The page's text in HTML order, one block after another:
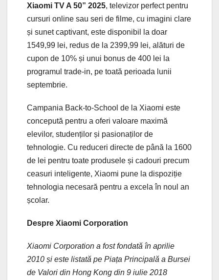
Xiaomi TV A 50” 2025, televizor perfect pentru
cursuri online sau seri de filme, cu imagini clare
și sunet captivant, este disponibil la doar
1549,99 lei, redus de la 2399,99 lei, alături de
cupon de 10% și unui bonus de 400 lei la
programul trade-in, pe toată perioada lunii
septembrie.
Campania Back-to-School de la Xiaomi este
concepută pentru a oferi valoare maximă
elevilor, studenților și pasionaților de
tehnologie. Cu reduceri directe de până la 1600
de lei pentru toate produsele și cadouri precum
ceasuri inteligente, Xiaomi pune la dispoziție
tehnologia necesară pentru a excela în noul an
școlar.
Despre Xiaomi Corporation
Xiaomi Corporation a fost fondată în aprilie
2010 și este listată pe Piața Principală a Bursei
de Valori din Hong Kong din 9 iulie 2018